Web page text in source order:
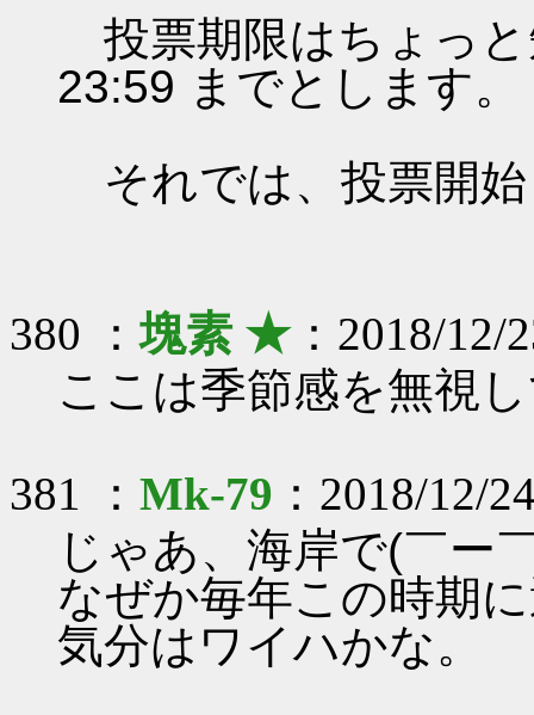
投票期限はちょっ
23:59 までとします。
それでは、投票開
380 ：塊素 ★：2018/12/
ここは季節感を無視
381 ： Mk-79 ：2018/12/
じゃあ、海岸で(￣ー
なぜか毎年この時期
気分はワイハかな。